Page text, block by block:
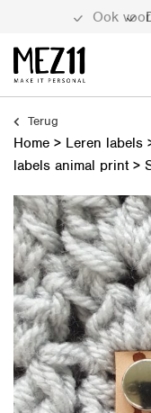
Terug
Home > Leren labels
labels animal print>